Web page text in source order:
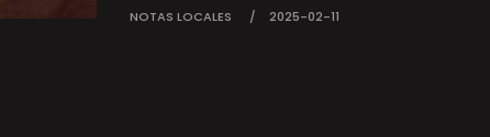
NOTAS LOCALES 2025-02-11